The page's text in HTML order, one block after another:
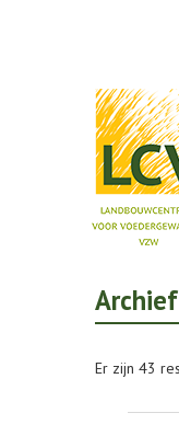
Archief
Er zijn 43